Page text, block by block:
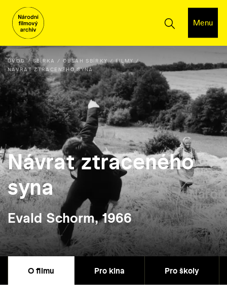
Menu
ÚVOD SBÍRKA OBSAH SBÍRKY
FILMY
NÁVRAT ZTRACENÉHO SYNA
Návrat ztraceného
syna
Evald Schorm, 1966
O filmu Pro kina Pro školy